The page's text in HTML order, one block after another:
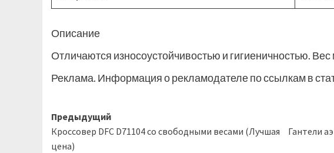
Описание
Отличаются износоустойчивостью и гигиеничностью.
Реклама. Информация о рекламодателе по ссылкам в
Навигация
записи
Предыдущий
Кроссовер DFC D71104 со свободными весами (Лучшая
цена)
Гантели